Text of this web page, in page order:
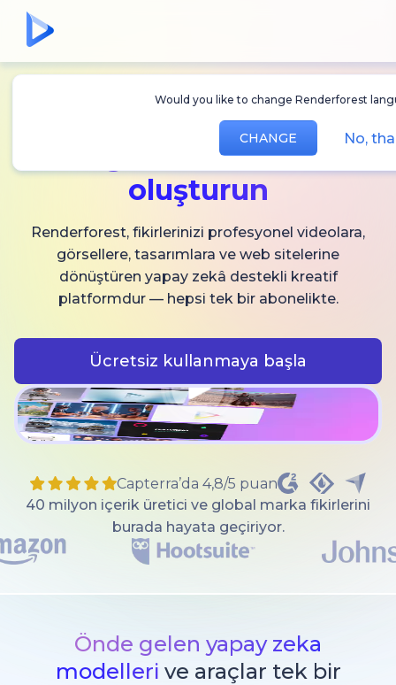
Would you like to change Renderforest
CHANGE No,
AI video,
görsel ve ses
oluşturun
Renderforest, fikirlerinizi profesyonel videolara,
görsellere, tasarımlara ve web sitelerine
dönüştüren yapay zekâ destekli kreatif
platformdur — hepsi tek bir abonelikte.
Ücretsiz kullanmaya başla
Capterra’da 4,8/5 puan
40 milyon içerik üretici ve global marka fikirlerini
burada hayata geçiriyor.
Önde gelen yapay zeka
modelleri ve araçlar tek bir